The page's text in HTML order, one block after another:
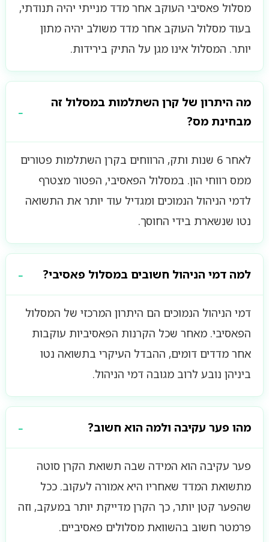
מסלול פאסיבי העוקב אחר מדד מנייתי יהיה תנודתי,
בעוד מסלול העוקב אחר מדד משולב יהיה מתון
יותר. המסלול אינו מגן על התיק בירידות.
מה היתרון של קרן השתלמות במסלול זה
מבחינת מס?
לאחר 6 שנות ותק, הרווחים בקרן השתלמות פטורים
ממס רווחי הון. במסלול הפאסיבי, הפטור מצטרף
לדמי הניהול הנמוכים ומגדיל עוד יותר את התשואה
נטו שנשארת בידי החוסך.
למה דמי הניהול חשובים במסלול פאסיבי?
דמי הניהול הנמוכים הם היתרון המרכזי של המסלול
הפאסיבי. מאחר שכל הקרנות הפאסיביות עוקבות
אחר מדדים דומים, ההבדל העיקרי בתשואה נטו
ביניהן נובע לרוב מגובה דמי הניהול.
מהו פער עקיבה ולמה הוא חשוב?
פער עקיבה הוא המידה שבה תשואת הקרן סוטה
מתשואת המדד שאחריו היא אמורה לעקוב. ככל
שהפער קטן יותר, כך הקרן מדייקת יותר במעקב, וזה
פרמטר חשוב בהשוואת מסלולים פאסיביים.